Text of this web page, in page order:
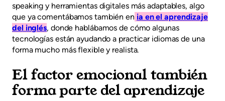
speaking y herramientas digitales más adaptables, algo
que ya comentábamos también en ia en el aprendizaje
del inglés, donde hablábamos de cómo algunas
tecnologías están ayudando a practicar idiomas de una
forma mucho más flexible y realista.
El factor emocional también
forma parte del aprendizaje